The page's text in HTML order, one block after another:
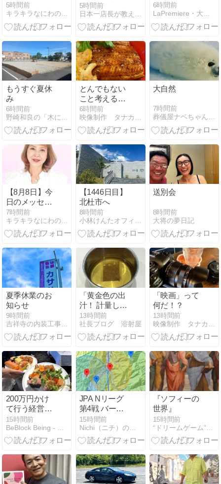
5時間前
キラキラなにわのスピリチュアル・ママ
ンで集客力ア
ップ｜効果・
サイズ・紙
解説
5時間前
日本一店長が教える「売上アップの方法」【アイシープマガジン】
6時間前
LaPremiere・大岡加奈子ブログ
もうすぐ夏休
み
6時間前
野崎和良の「木になる独り言」
とんでもない
こと考えるな
あ うなぎ×親
子丼
6時間前
映像制作 タナカンパニー
大自然
7時間前
葬儀屋ナベちゃんの徒然草
【8月8日】今
日のメッセー
ジ
7時間前
キラキラなにわのスピリチュアル・ママ
【1446日目】
北杜市へ
8時間前
小林けんたオフィシャルブログ「都留市議会議員 小林けんたの…
送別会
8時間前
大将の夢日記
夏季休業のお
知らせ
9時間前
吉祥寺の内装工事屋ｶｻﾊﾗ装美社長
「黄金色の出
汁！ 計量して
みて驚いた日
常の発見！」
13時間前
社長ブログ 溶射屋
「映画」って
何だ！？
13時間前
映像制作 タナカンパニー
200万円かけ
て行う経営計
画発表会を続
ける理由
15時間前
JPA Nリーグ
第4戦 バード
マンカップ獅
子吼
Task1（QRコ
15時間前
Nichi（ニチ）のビジネス日記
『ソフィーの
世界』
15時間前